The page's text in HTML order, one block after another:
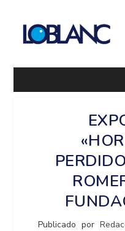
Publicado por